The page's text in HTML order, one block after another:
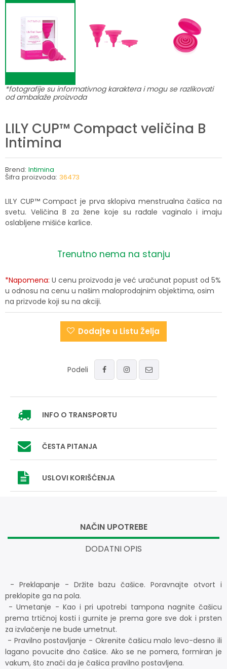
*fotografije su informativnog karaktera i mogu se razlikovati
od ambalaže proizvoda
LILY CUP™ Compact veličina B
Intimina
Brend: Intimina
Šifra proizvoda: 36473
LILY CUP™ Compact je prva sklopiva menstrualna čašica na
svetu. Veličina B za žene koje su rađale vaginalo i imaju
oslabljene mišiće karlice.
Trenutno nema na stanju
*Napomena: U cenu proizvoda je već uračunat popust od 5%
u odnosu na cenu u našim maloprodajnim objektima, osim
na prizvode koji su na akciji.
Dodajte u Listu Želja
Podeli
INFO O TRANSPORTU
ČESTA PITANJA
USLOVI KORIŠĆENJA
NAČIN UPOTREBE
DODATNI OPIS
- Preklapanje - Držite bazu čašice. Poravnajte otvort i
preklopite ga na pola.
- Umetanje - Kao i pri upotrebi tampona nagnite čašicu
prema trtičnoj kosti i gurnite je prema gore sve dok i prsten
za izvlačenje ne bude umetnut.
- Pravilno postavljanje - Okrenite čašicu malo levo-desno ili
lagano povucite dno čašice. Ako se ne pomera, formiran je
vakum, što znači da je čašica pravilno postavljena.